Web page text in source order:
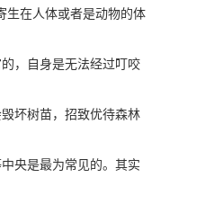
生在人体或者是动物的体
，自身是无法经过叮咬
坏树苗，招致优待森林
央是最为常见的。其实